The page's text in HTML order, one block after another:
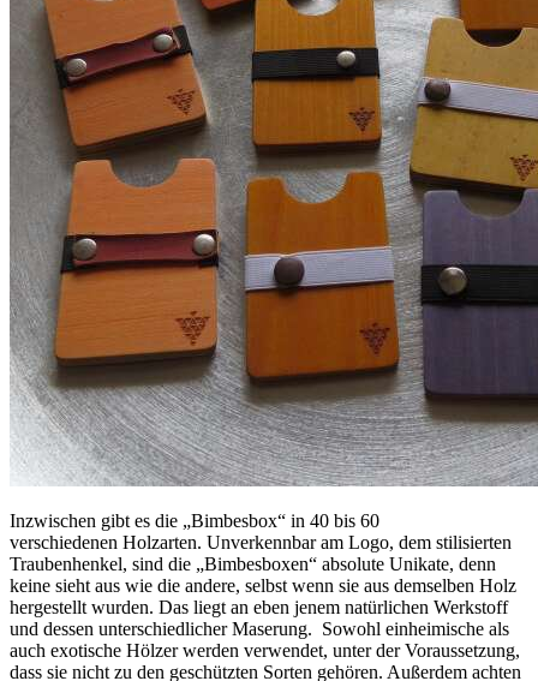
Inzwischen gibt es die „Bimbesbox“ in 40 bis 60
verschiedenen Holzarten. Unverkennbar am Logo, dem stilisierten
Traubenhenkel, sind die „Bimbesboxen“ absolute Unikate, denn
keine sieht aus wie die andere, selbst wenn sie aus demselben Holz
hergestellt wurden. Das liegt an eben jenem natürlichen Werkstoff
und dessen unterschiedlicher Maserung. Sowohl einheimische als
auch exotische Hölzer werden verwendet, unter der Voraussetzung,
dass sie nicht zu den geschützten Sorten gehören. Außerdem achten